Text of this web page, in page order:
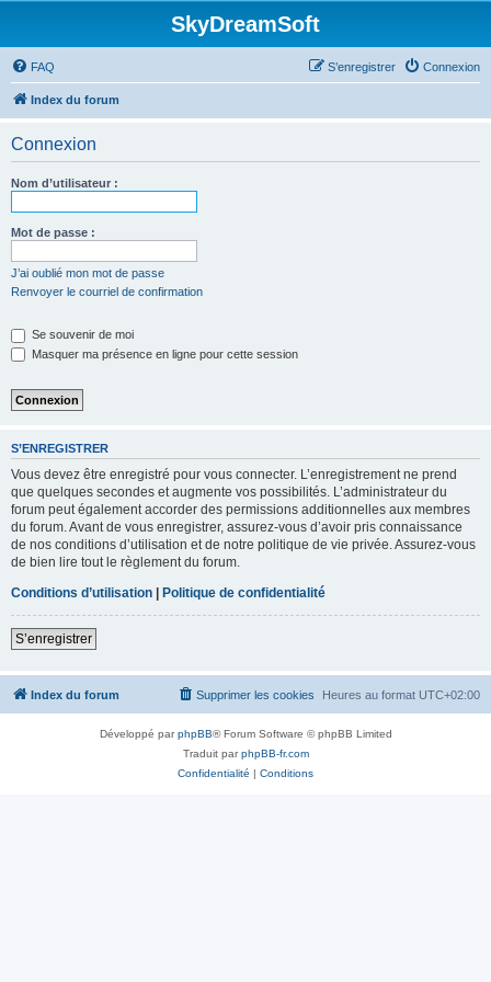
SkyDreamSoft
FAQ Connexion
S’enregistrer
Index du forum
Connexion
Nom d’utilisateur :
Mot de passe :
J’ai oublié mon mot de passe
Renvoyer le courriel de confirmation
Se souvenir de moi
Masquer ma présence en ligne pour cette session
S’ENREGISTRER
Vous devez être enregistré pour vous connecter. L’enregistrement ne prend
que quelques secondes et augmente vos possibilités. L’administrateur du
forum peut également accorder des permissions additionnelles aux membres
du forum. Avant de vous enregistrer, assurez-vous d’avoir pris connaissance
de nos conditions d’utilisation et de notre politique de vie privée. Assurez-vous
de bien lire tout le règlement du forum.
Conditions d’utilisation | Politique de confidentialité
S’enregistrer
Index du forum Heures au format UTC+02:00
Supprimer les cookies
Développé parphpBB® Forum Software © phpBB Limited
Traduit parphpBB-fr.com
Confidentialité | Conditions